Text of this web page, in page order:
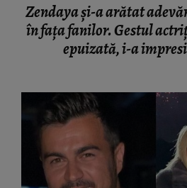
Zendaya și-a arătat
în fața fanilor. Gestul
epuizată, i-a